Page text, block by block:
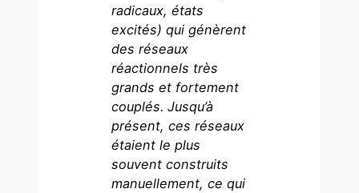
radicaux, états
excités) qui génèrent
des réseaux
réactionnels très
grands et fortement
couplés. Jusqu’à
présent, ces réseaux
étaient le plus
souvent construits
manuellement, ce qui